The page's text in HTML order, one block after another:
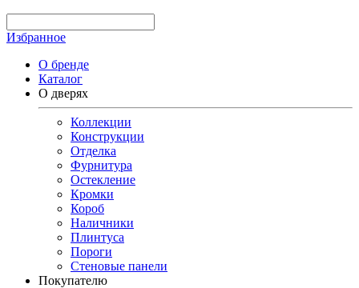
Избранное
О бренде
Каталог
О дверях
Коллекции
Конструкции
Отделка
Фурнитура
Остекление
Кромки
Короб
Наличники
Плинтуса
Пороги
Стеновые панели
Покупателю